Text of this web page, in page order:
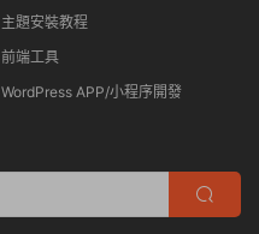
主題安裝教程
前端工具
WordPress APP/小程序開發